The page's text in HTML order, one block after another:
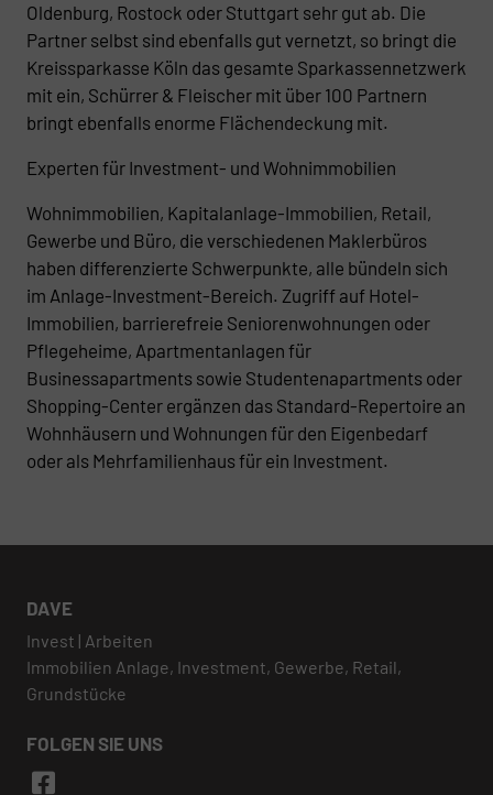
Oldenburg, Rostock oder Stuttgart sehr gut ab. Die
Partner selbst sind ebenfalls gut vernetzt, so bringt die
Kreissparkasse Köln das gesamte Sparkassennetzwerk
mit ein, Schürrer & Fleischer mit über 100 Partnern
bringt ebenfalls enorme Flächendeckung mit.
Experten für Investment- und Wohnimmobilien
Wohnimmobilien, Kapitalanlage-Immobilien, Retail,
Gewerbe und Büro, die verschiedenen Maklerbüros
haben differenzierte Schwerpunkte, alle bündeln sich
im Anlage-Investment-Bereich. Zugriff auf Hotel-
Immobilien, barrierefreie Seniorenwohnungen oder
Pflegeheime, Apartmentanlagen für
Businessapartments sowie Studentenapartments oder
Shopping-Center ergänzen das Standard-Repertoire an
Wohnhäusern und Wohnungen für den Eigenbedarf
oder als Mehrfamilienhaus für ein Investment.
DAVE
Invest | Arbeiten
Immobilien Anlage, Investment, Gewerbe, Retail,
Grundstücke
FOLGEN SIE UNS